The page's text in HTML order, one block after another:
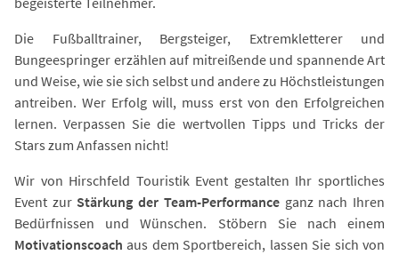
Die Fußballtrainer, Bergsteiger, Extremkletterer und
Bungeespringer erzählen auf mitreißende und spannende Art
und Weise, wie sie sich selbst und andere zu Höchstleistungen
antreiben. Wer Erfolg will, muss erst von den Erfolgreichen
lernen. Verpassen Sie die wertvollen Tipps und Tricks der
Stars zum Anfassen nicht!
Wir von Hirschfeld Touristik Event gestalten Ihr sportliches
Event zur Stärkung der Team-Performanceganz nach Ihren
Bedürfnissen und Wünschen. Stöbern Sie nach einem
Motivationscoach aus dem Sportbereich, lassen Sie sich von